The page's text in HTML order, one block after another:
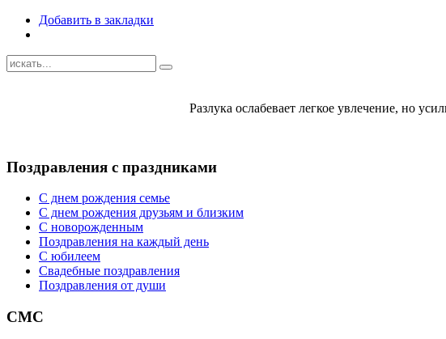
Добавить в закладки
Разлука ослабевает легкое увлечение, но
Поздравления с праздниками
С днем рождения семье
С днем рождения друзьям и близким
C новорожденным
Поздравления на каждый день
С юбилеем
Свадебные поздравления
Поздравления от души
СМС